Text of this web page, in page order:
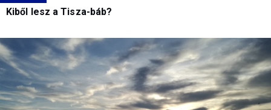
Kiből lesz a Tisza-báb?